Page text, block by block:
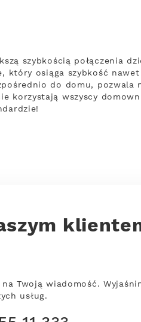
szybkością połączenia
który osiąga szybkość
do domu,
korzystają wszyscy
Twoją wiadomość.
usług.